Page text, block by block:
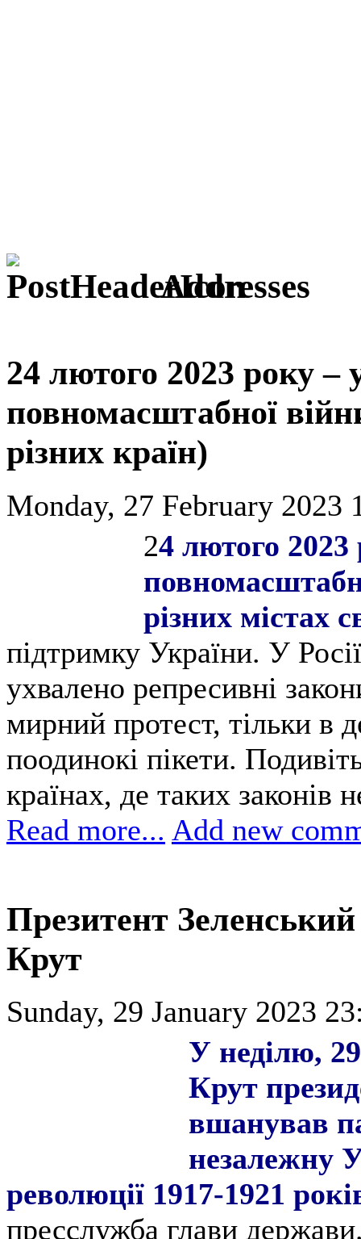
Addresses
24 лютого 2023 року –
повномасштабної
різних країн)
Monday, 27 February 2023
24 лютого
різних містах
підтримку України. У
ухвалено репресивні
мирний протест, тільки в
поодинокі пікети.
країнах, де таких законів
Read more... Add new
Презитент
Крут
Sunday, 29 January 2023
У неділю,
Крут
вшанував
незалежну
революції 1917-1921
пресслужба глави